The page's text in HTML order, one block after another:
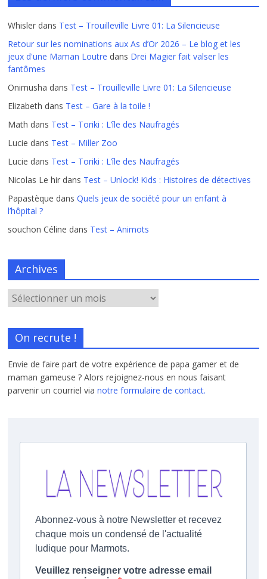
Whisler dans Test – Trouilleville Livre 01: La Silencieuse
Retour sur les nominations aux As d’Or 2026 – Le blog et les
jeux d'une Maman Loutre dans Drei Magier fait valser les
fantômes
Onimusha dans Test – Trouilleville Livre 01: La Silencieuse
Elizabeth dans Test – Gare à la toile !
Math dans Test – Toriki : L’île des Naufragés
Lucie dans Test – Miller Zoo
Lucie dans Test – Toriki : L’île des Naufragés
Nicolas Le hir dans Test – Unlock! Kids : Histoires de détectives
Papastèque dansQuels jeux de société pour un enfant à
l’hôpital ?
souchon Céline dans Test – Animots
Archives
On recrute !
Envie de faire part de votre expérience de papa gamer et de
maman gameuse ? Alors rejoignez-nous en nous faisant
parvenir un courriel vianotre formulaire de contact.